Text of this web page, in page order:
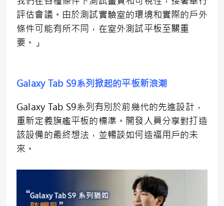
評估會議。由於測試實驗室的環境和實際的戶外
條件可能有所不同，在室外測試平板至關重
要。」
Galaxy Tab S9系列掀起的平板新浪潮
Galaxy Tab S9系列有別於前幾代的先進設計，
重新定義旗艦平板的標準。開發人員分享對打造
該設備的最終想法，並暢談如何造福用戶的未
來。